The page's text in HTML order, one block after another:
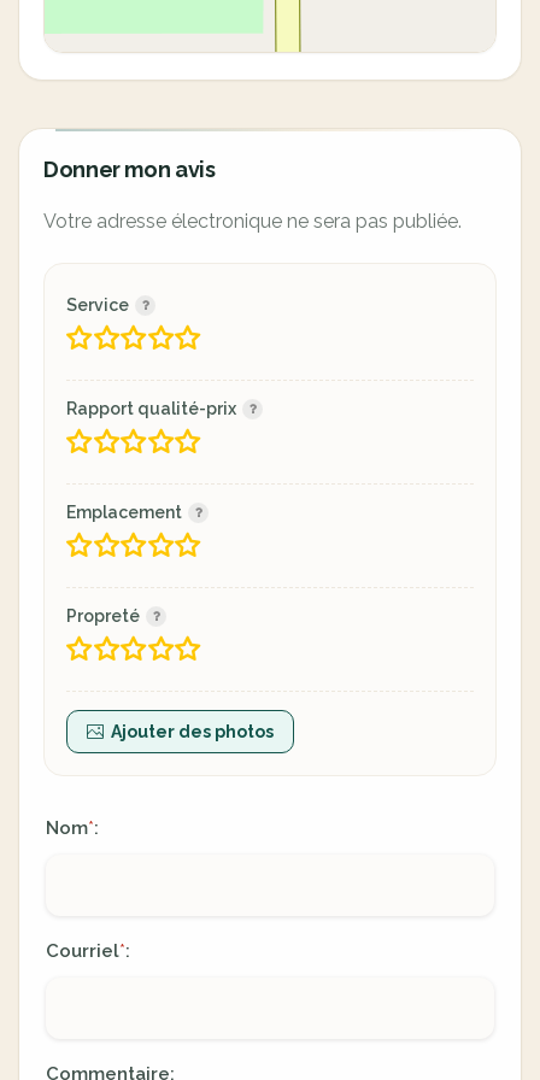
Donner mon avis
Votre adresse électronique ne sera pas publiée.
Service
Rapport qualité-prix
Emplacement
Propreté
Ajouter des photos
Nom*:
Courriel*:
Commentaire: